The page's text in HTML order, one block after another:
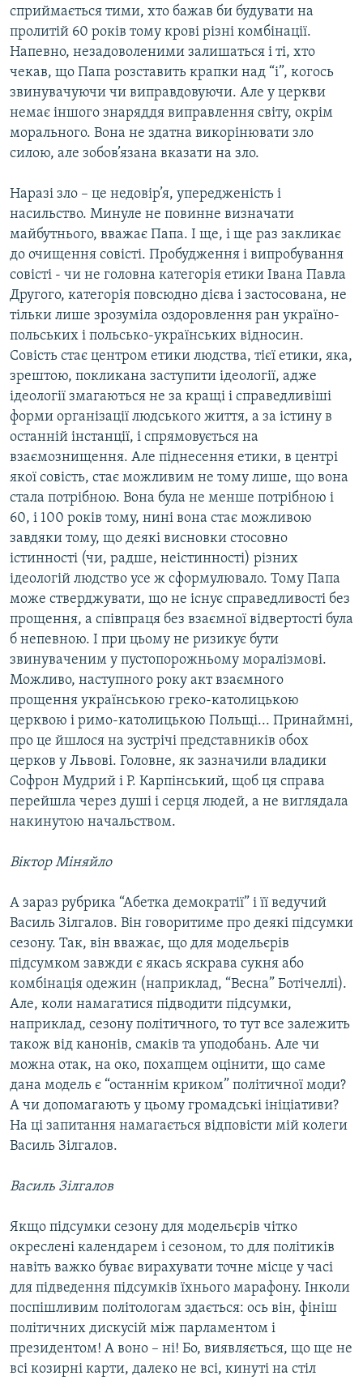
сприймається тими, хто бажав би будувати на
пролитій 60 років тому крові різні комбінації.
Напевно, незадоволеними залишаться і ті, хто
чекав, що Папа розставить крапки над “і”, когось
звинувачуючи чи виправдовуючи. Але у церкви
немає іншого знаряддя виправлення світу, окрім
морального. Вона не здатна викорінювати зло
силою, але зобов’язана вказати на зло.
Наразі зло – це недовір’я, упередженість і
насильство. Минуле не повинне визначати
майбутнього, вважає Папа. І ще, і ще раз закликає
до очищення совісті. Пробудження і випробування
совісті - чи не головна категорія етики Івана Павла
Другого, категорія повсюдно дієва і застосована, не
тільки лише зрозуміла оздоровлення ран україно-
польських і польсько-українських відносин.
Совість стає центром етики людства, тієї етики, яка,
зрештою, покликана заступити ідеології, адже
ідеології змагаються не за кращі і справедливіші
форми організації людського життя, а за істину в
останній інстанції, і спрямовується на
взаємознищення. Але піднесення етики, в центрі
якої совість, стає можливим не тому лише, що вона
стала потрібною. Вона була не менше потрібною і
60, і 100 років тому, нині вона стає можливою
завдяки тому, що деякі висновки стосовно
істинності (чи, радше, неістинності) різних
ідеологій людство усе ж сформулювало. Тому Папа
може стверджувати, що не існує справедливості без
прощення, а співпраця без взаємної відвертості була
б непевною. І при цьому не ризикує бути
звинуваченим у пустопорожньому моралізмові.
Можливо, наступного року акт взаємного
прощення українською греко-католицькою
церквою і римо-католицькою Польщі... Принаймні,
про це йшлося на зустрічі представників обох
церков у Львові. Головне, як зазначили владики
Софрон Мудрий і Р. Карпінський, щоб ця справа
перейшла через душі і серця людей, а не виглядала
накинутою начальством.
Віктор Міняйло
А зараз рубрика “Абетка демократії” і її ведучий
Василь Зілгалов. Він говоритиме про деякі підсумки
сезону. Так, він вважає, що для модельєрів
підсумком завжди є якась яскрава сукня або
комбінація одежин (наприклад, “Весна” Ботічеллі).
Але, коли намагатися підводити підсумки,
наприклад, сезону політичного, то тут все залежить
також від канонів, смаків та уподобань. Але чи
можна отак, на око, похапцем оцінити, що саме
дана модель є “останнім криком” політичної моди?
А чи допомагають у цьому громадські ініціативи?
На ці запитання намагається відповісти мій колеги
Василь Зілгалов.
Василь Зілгалов
Якщо підсумки сезону для модельєрів чітко
окреслені календарем і сезоном, то для політиків
навіть важко буває вирахувати точне місце у часі
для підведення підсумків їхнього марафону. Інколи
поспішливим політологам здається: ось він, фініш
політичних дискусій між парламентом і
президентом! А воно – ні! Бо, виявляється, що ще не
всі козирні карти, далеко не всі, кинуті на стіл